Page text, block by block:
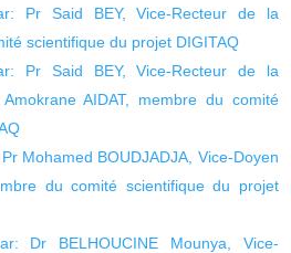
Pr Said BEY, Vice-Recteur de la
scientifique du projet DIGITAQ
Pr Said BEY, Vice-Recteur de la
AIDAT, membre du comité
Mohamed BOUDJADJA, Vice-Doyen
du comité scientifique du projet
Dr BELHOUCINE Mounya, Vice-